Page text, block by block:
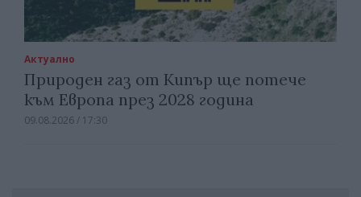
Актуално
Природен газ от Кипър ще потече
към Европа през 2028 година
09.08.2026 / 17:30